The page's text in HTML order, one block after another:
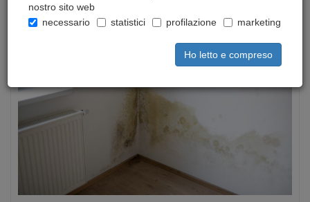
nostro sito web
necessario
statistici profilazione marketing
Ho letto e compreso